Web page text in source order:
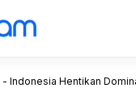
- Indonesia Hentikan